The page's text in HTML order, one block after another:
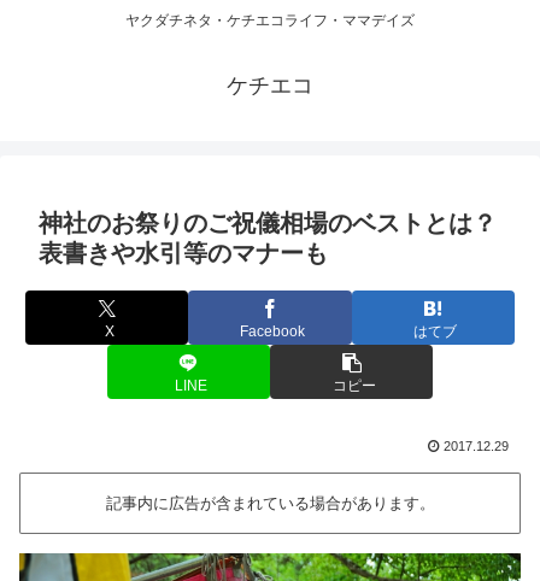
ヤクダチネタ・ケチエコライフ・ママデイズ
ケチエコ
神社のお祭りのご祝儀相場のベストとは？
表書きや水引等のマナーも
X Facebook はてブ
LINE コピー
2017.12.29
記事内に広告が含まれている場合があります。